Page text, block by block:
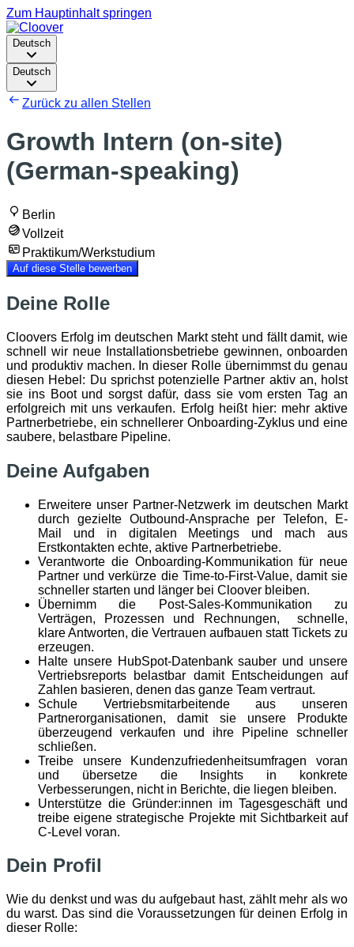
Zum Hauptinhalt springen
Deutsch
Deutsch
Zurück zu allen Stellen
Growth Intern (on-site)
(German-speaking)
Berlin
Vollzeit
Praktikum/Werkstudium
Auf diese Stelle bewerben
Deine Rolle
Cloovers Erfolg im deutschen Markt steht und fällt damit, wie
schnell wir neue Installationsbetriebe gewinnen, onboarden
und produktiv machen. In dieser Rolle übernimmst du genau
diesen Hebel: Du sprichst potenzielle Partner aktiv an, holst
sie ins Boot und sorgst dafür, dass sie vom ersten Tag an
erfolgreich mit uns verkaufen. Erfolg heißt hier: mehr aktive
Partnerbetriebe, ein schnellerer Onboarding-Zyklus und eine
saubere, belastbare Pipeline.
Deine Aufgaben
Erweitere unser Partner-Netzwerk im deutschen Markt
durch gezielte Outbound-Ansprache per Telefon, E-
Mail und in digitalen Meetings und mach aus
Erstkontakten echte, aktive Partnerbetriebe.
Verantworte die Onboarding-Kommunikation für neue
Partner und verkürze die Time-to-First-Value, damit sie
schneller starten und länger bei Cloover bleiben.
Übernimm die Post-Sales-Kommunikation zu
Verträgen, Prozessen und Rechnungen, schnelle,
klare Antworten, die Vertrauen aufbauen statt Tickets zu
erzeugen.
Halte unsere HubSpot-Datenbank sauber und unsere
Vertriebsreports belastbar damit Entscheidungen auf
Zahlen basieren, denen das ganze Team vertraut.
Schule Vertriebsmitarbeitende aus unseren
Partnerorganisationen, damit sie unsere Produkte
überzeugend verkaufen und ihre Pipeline schneller
schließen.
Treibe unsere Kundenzufriedenheitsumfragen voran
und übersetze die Insights in konkrete
Verbesserungen, nicht in Berichte, die liegen bleiben.
Unterstütze die Gründer:innen im Tagesgeschäft und
treibe eigene strategische Projekte mit Sichtbarkeit auf
C-Level voran.
Dein Profil
Wie du denkst und was du aufgebaut hast, zählt mehr als wo
du warst. Das sind die Voraussetzungen für deinen Erfolg in
dieser Rolle: